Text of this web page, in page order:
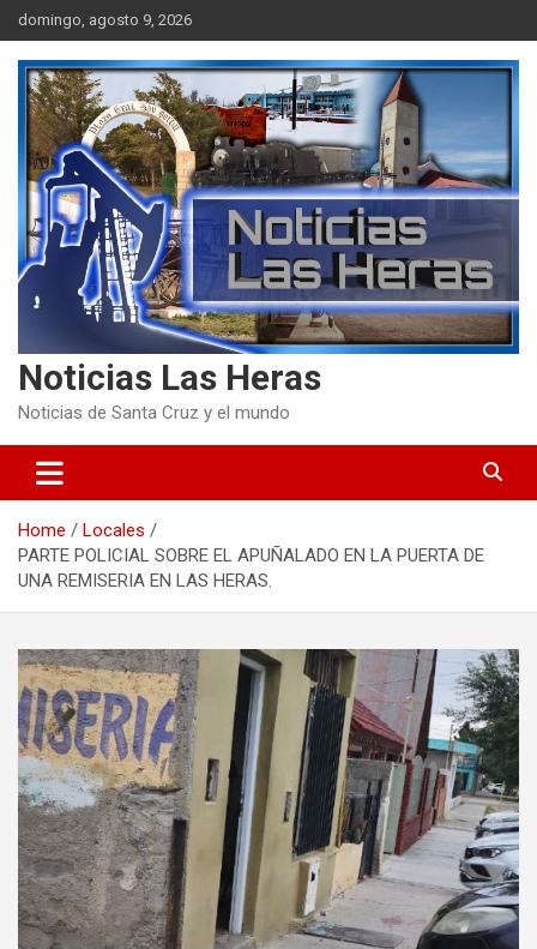
Skip
to
content
domingo, agosto 9, 2026
Noticias Las Heras
Noticias de Santa Cruz y el mundo
Home
Locales
PARTE POLICIAL SOBRE EL APUÑALADO EN LA PUERTA DE
UNA REMISERIA EN LAS HERAS.